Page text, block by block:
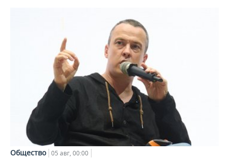
Общество 05 авг, 00:00